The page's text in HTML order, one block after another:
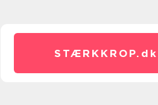
STÆRKKROP. dk